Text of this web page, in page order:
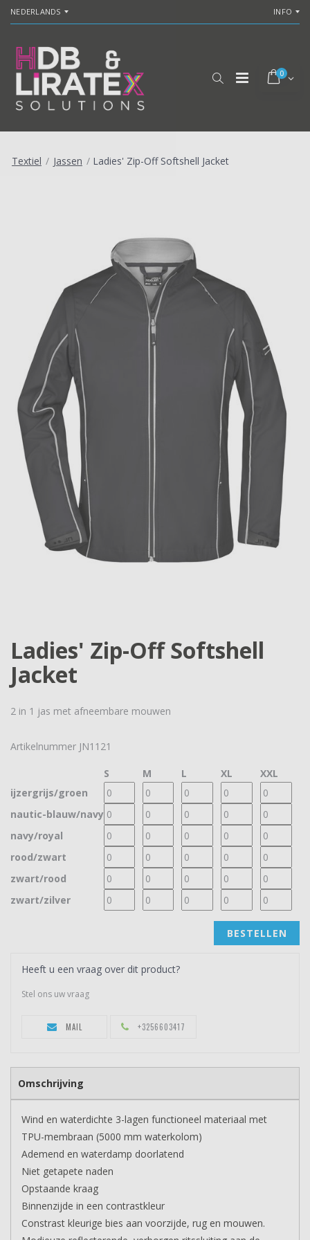
NEDERLANDS INFO
0
Textiel / Jassen / Ladies' Zip-Off Softshell Jacket
Ladies' Zip-Off Softshell
Jacket
2 in 1 jas met afneembare mouwen
Artikelnummer JN1121
S M L XL
XXL
ijzergrijs/groen
nautic-blauw/navy
navy/royal
rood/zwart
zwart/rood
zwart/zilver
BESTELLEN
Heeft u een vraag over dit product?
Stel ons uw vraag
MAIL +3256603417
Omschrijving
Wind en waterdichte 3-lagen functioneel materiaal met
TPU-membraan (5000 mm waterkolom)
Ademend en waterdamp doorlatend
Niet getapete naden
Opstaande kraag
Binnenzijde in een contrastkleur
Constrast kleurige bies aan voorzijde, rug en mouwen.